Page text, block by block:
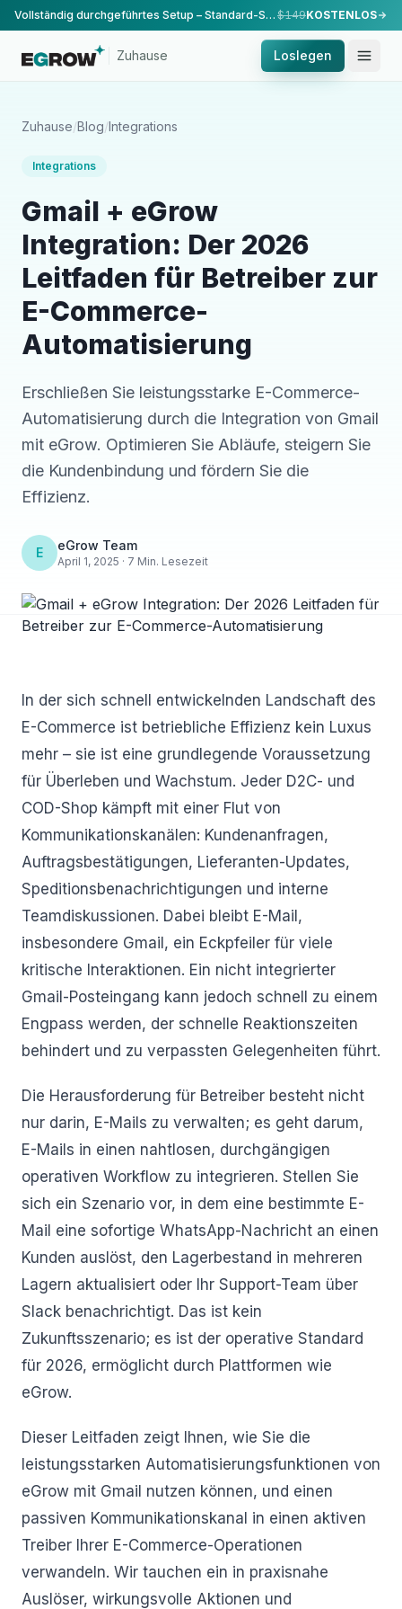
Vollständig durchgeführtes Setup – Standard-Setup, durchgeführt von unserem Team. $149KOSTENLOS
Zuhause Loslegen
Zuhause/Blog/Integrations
Integrations
Gmail + eGrow
Integration: Der 2026
Leitfaden für Betreiber zur
E-Commerce-
Automatisierung
Erschließen Sie leistungsstarke E-Commerce-
Automatisierung durch die Integration von Gmail
mit eGrow. Optimieren Sie Abläufe, steigern Sie
die Kundenbindung und fördern Sie die
Effizienz.
E eGrow Team
April 1, 2025 · 7 Min. Lesezeit
In der sich schnell entwickelnden Landschaft des
E-Commerce ist betriebliche Effizienz kein Luxus
mehr – sie ist eine grundlegende Voraussetzung
für Überleben und Wachstum. Jeder D2C- und
COD-Shop kämpft mit einer Flut von
Kommunikationskanälen: Kundenanfragen,
Auftragsbestätigungen, Lieferanten-Updates,
Speditionsbenachrichtigungen und interne
Teamdiskussionen. Dabei bleibt E-Mail,
insbesondere Gmail, ein Eckpfeiler für viele
kritische Interaktionen. Ein nicht integrierter
Gmail-Posteingang kann jedoch schnell zu einem
Engpass werden, der schnelle Reaktionszeiten
behindert und zu verpassten Gelegenheiten führt.
Die Herausforderung für Betreiber besteht nicht
nur darin, E-Mails zu verwalten; es geht darum,
E-Mails in einen nahtlosen, durchgängigen
operativen Workflow zu integrieren. Stellen Sie
sich ein Szenario vor, in dem eine bestimmte E-
Mail eine sofortige WhatsApp-Nachricht an einen
Kunden auslöst, den Lagerbestand in mehreren
Lagern aktualisiert oder Ihr Support-Team über
Slack benachrichtigt. Das ist kein
Zukunftsszenario; es ist der operative Standard
für 2026, ermöglicht durch Plattformen wie
eGrow.
Dieser Leitfaden zeigt Ihnen, wie Sie die
leistungsstarken Automatisierungsfunktionen von
eGrow mit Gmail nutzen können, und einen
passiven Kommunikationskanal in einen aktiven
Treiber Ihrer E-Commerce-Operationen
verwandeln. Wir tauchen ein in praxisnahe
Auslöser, wirkungsvolle Aktionen und